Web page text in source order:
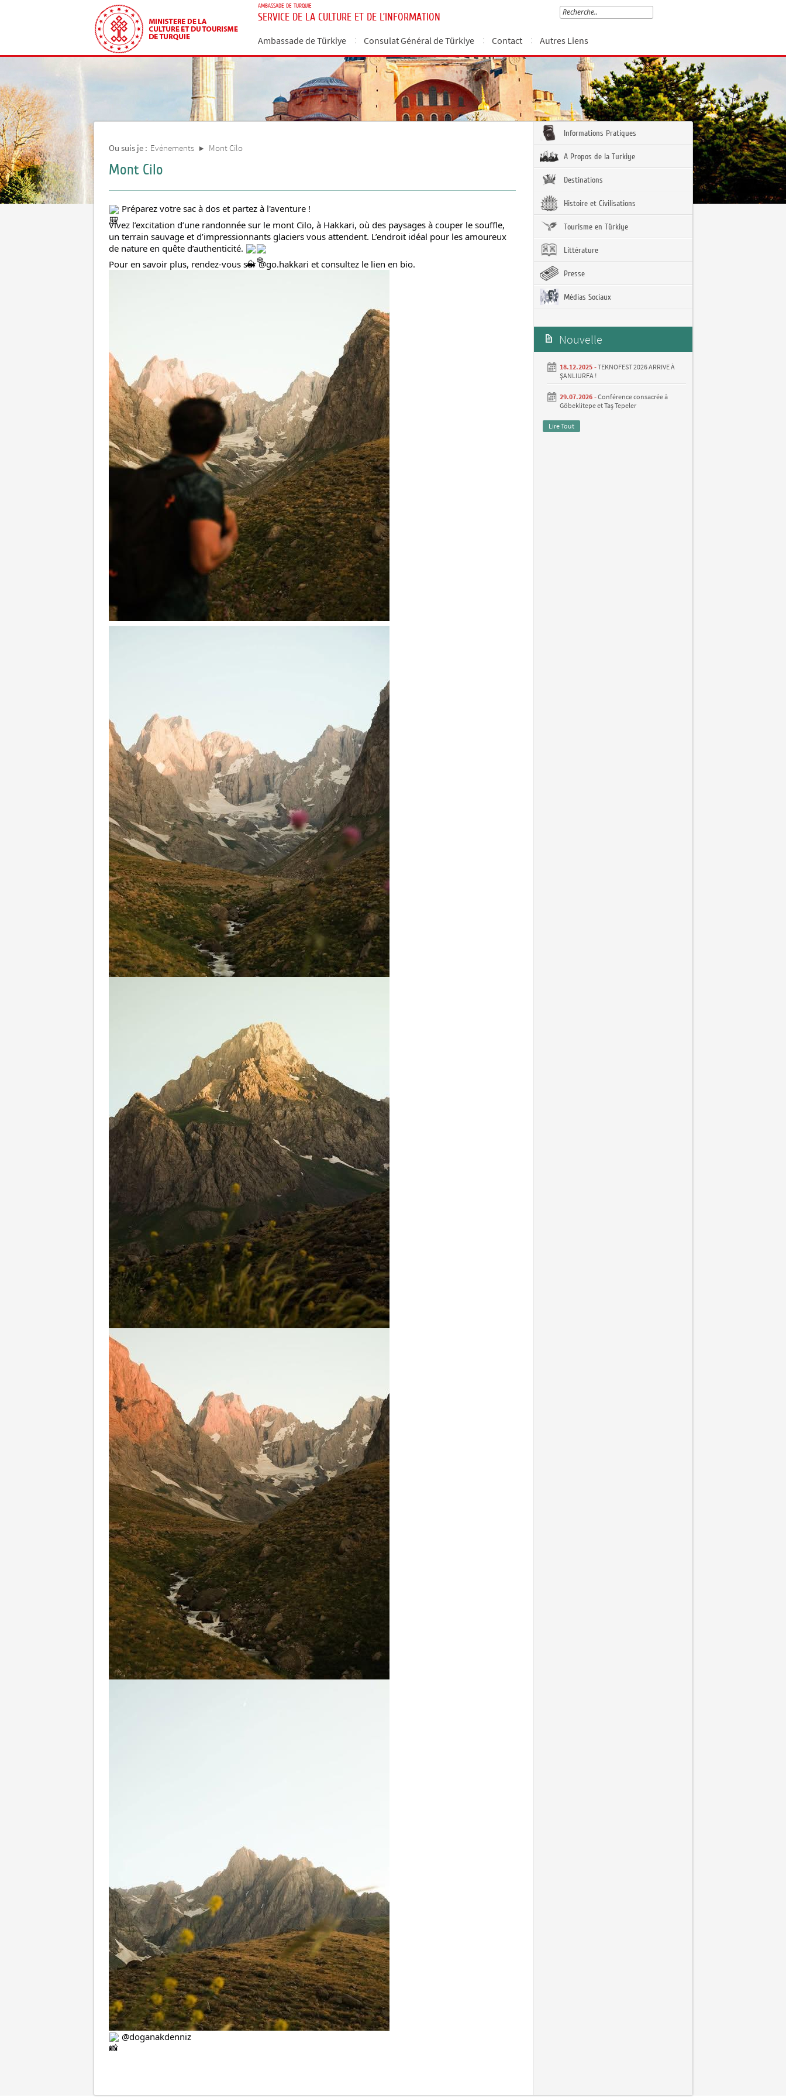
AMBASSADE DE TURQUIE
SERVICE DE LA CULTURE ET DE L’INFORMATION
Ambassade de Türkiye Consulat Général de Türkiye Contact Autres Liens
Ou suis je : Evénements Mont Cilo
Mont Cilo
Préparez votre sac à dos et partez à l'aventure !
Vivez l’excitation d’une randonnée sur le mont Cilo, à Hakkari, où des paysages à couper le souffle,
un terrain sauvage et d’impressionnants glaciers vous attendent. L’endroit idéal pour les amoureux
de nature en quête d’authenticité.
Pour en savoir plus, rendez-vous sur @go.hakkari et consultez le lien en bio.
@doganakdenniz
Informations Pratiques
A Propos de la Turkiye
Destinations
Histoire et Civilisations
Tourisme en Türkiye
Littérature
Presse
Médias Sociaux
Nouvelle
18.12.2025 -TEKNOFEST 2026 ARRIVE À
ŞANLIURFA !
29.07.2026 -Conférence consacrée à
Göbeklitepe et Taş Tepeler
Lire Tout